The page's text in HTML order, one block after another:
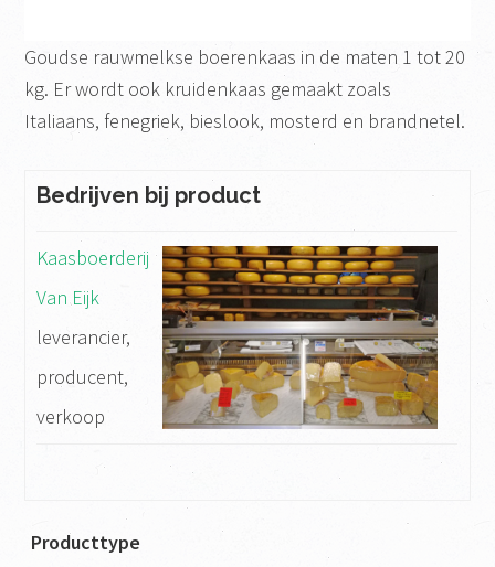
Goudse rauwmelkse boerenkaas in de maten 1 tot 20
kg. Er wordt ook kruidenkaas gemaakt zoals
Italiaans, fenegriek, bieslook, mosterd en brandnetel.
Bedrijven bij product
Kaasboerderij
Van Eijk
leverancier,
producent,
verkoop
Producttype